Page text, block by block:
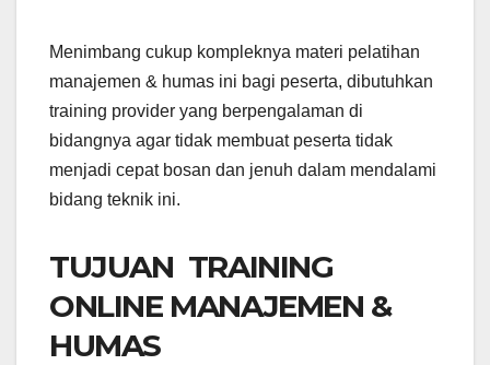
Menimbang cukup kompleknya materi pelatihan
manajemen & humas ini bagi peserta, dibutuhkan
training provider yang berpengalaman di
bidangnya agar tidak membuat peserta tidak
menjadi cepat bosan dan jenuh dalam mendalami
bidang teknik ini.
TUJUAN TRAINING
ONLINE MANAJEMEN &
HUMAS